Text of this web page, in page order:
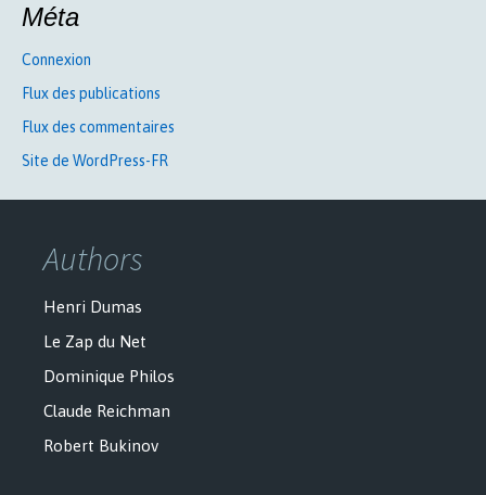
Méta
Connexion
Flux des publications
Flux des commentaires
Site de WordPress-FR
Authors
Henri Dumas
Le Zap du Net
Dominique Philos
Claude Reichman
Robert Bukinov